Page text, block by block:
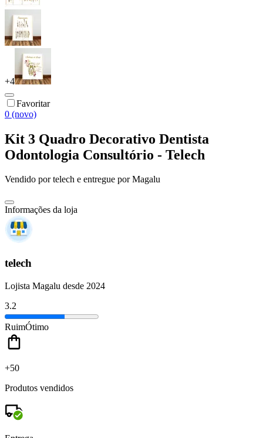
+4
Favoritar
0 (novo)
Kit 3 Quadro Decorativo Dentista
Odontologia Consultório - Telech
Vendido portelech e entregue por Magalu
Informações da loja
telech
Lojista Magalu desde 2024
3.2
RuimÓtimo
+50
Produtos vendidos